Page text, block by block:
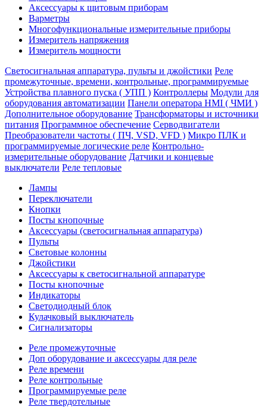
Аксессуары к щитовым приборам
Варметры
Многофункциональные измерительные приборы
Измеритель напряжения
Измеритель мощности
Светосигнальная аппаратура, пульты и джойстики Реле
промежуточные, времени, контрольные, программируемые
Устройства плавного пуска ( УПП ) Контроллеры Модули для
оборудования автоматизации Панели оператора HMI ( ЧМИ )
Дополнительное оборудование Транcформаторы и источники
питания Программное обеспечение Серводвигатели
Преобразователи частоты ( ПЧ, VSD, VFD ) Микро ПЛК и
программируемые логические реле Контрольно-
измерительные оборудование Датчики и концевые
выключатели Реле тепловые
Лампы
Переключатели
Кнопки
Посты кнопочные
Аксессуары (светосигнальная аппаратура)
Пульты
Световые колонны
Джойстики
Аксессуары к светосигнальной аппаратуре
Посты кнопочные
Индикаторы
Светодиодный блок
Кулачковый выключатель
Сигнализаторы
Реле промежуточные
Доп оборудование и аксессуары для реле
Реле времени
Реле контрольные
Программируемые реле
Реле твердотельные